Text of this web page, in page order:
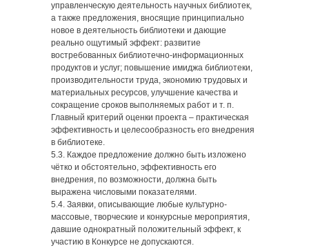
управленческую деятельность научных библиотек,
а также предложения, вносящие принципиально
новое в деятельность библиотеки и дающие
реально ощутимый эффект: развитие
востребованных библиотечно-информационных
продуктов и услуг; повышение имиджа библиотеки,
производительности труда, экономию трудовых и
материальных ресурсов, улучшение качества и
сокращение сроков выполняемых работ и т. п.
Главный критерий оценки проекта – практическая
эффективность и целесообразность его внедрения
в библиотеке.
5.3. Каждое предложение должно быть изложено
чётко и обстоятельно, эффективность его
внедрения, по возможности, должна быть
выражена числовыми показателями.
5.4. Заявки, описывающие любые культурно-
массовые, творческие и конкурсные мероприятия,
давшие однократный положительный эффект, к
участию в Конкурсе не допускаются.